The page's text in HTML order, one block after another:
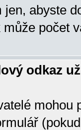
abyste
počet
odkaz
mohou